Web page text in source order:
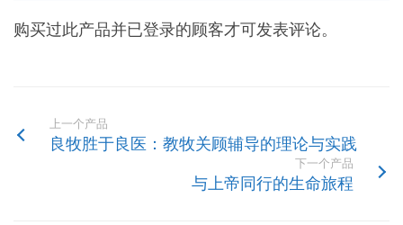
购买过此产品并已登录的顾客才可发表评论。
上一个产品
良牧胜于良医：教牧关顾辅导的理论与实践
下一个产品
与上帝同行的生命旅程